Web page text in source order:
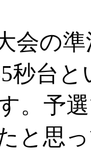
会の
秒台
。予
と思